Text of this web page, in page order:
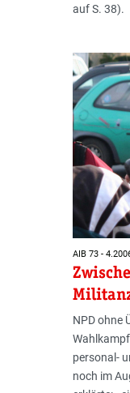
auf S. 38).
AIB 73 -
NPD ohne
personal-
noch im